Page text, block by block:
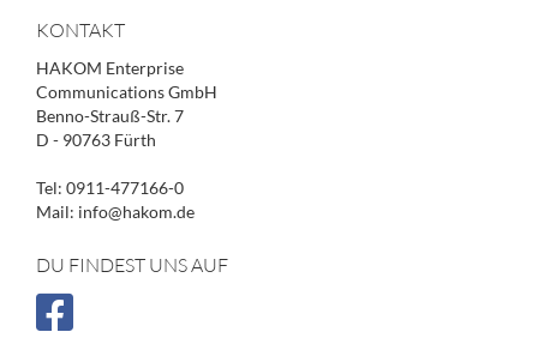
KONTAKT
HAKOM Enterprise
Communications GmbH
Benno-Strauß-Str. 7
D - 90763 Fürth
Tel: 0911-477166-0
Mail: info@hakom.de
DU FINDEST UNS AUF